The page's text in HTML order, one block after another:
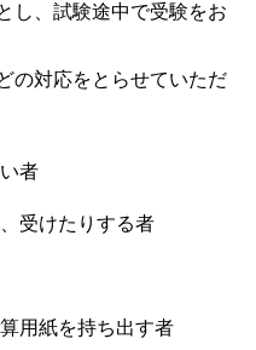
し、試験途中で受験をお
の対応をとらせていただ
者
受けたりする者
用紙を持ち出す者